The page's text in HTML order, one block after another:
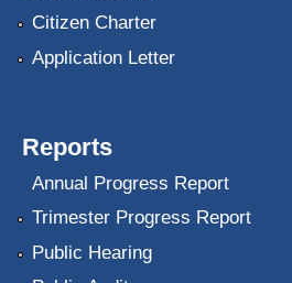
Citizen Charter
Application Letter
Reports
Annual Progress Report
Trimester Progress Report
Public Hearing